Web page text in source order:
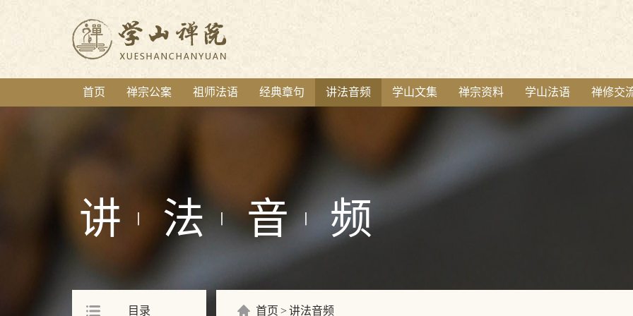
首页 禅宗公案 祖师法语 经典章句 讲法音频 学山文集 禅宗资料 学山法语 禅修交
讲 法 音 丨 频
目录 首页 讲法音频